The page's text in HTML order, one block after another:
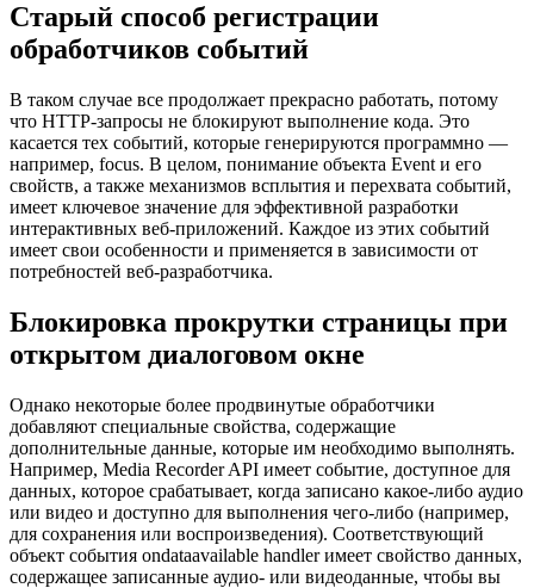
Старый способ регистрации
обработчиков событий
В таком случае все продолжает прекрасно работать, потому
что HTTP-запросы не блокируют выполнение кода. Это
касается тех событий, которые генерируются программно —
например, focus. В целом, понимание объекта Event и его
свойств, а также механизмов всплытия и перехвата событий,
имеет ключевое значение для эффективной разработки
интерактивных веб-приложений. Каждое из этих событий
имеет свои особенности и применяется в зависимости от
потребностей веб-разработчика.
Блокировка прокрутки страницы при
открытом диалоговом окне
Однако некоторые более продвинутые обработчики
добавляют специальные свойства, содержащие
дополнительные данные, которые им необходимо выполнять.
Например, Media Recorder API имеет событие, доступное для
данных, которое срабатывает, когда записано какое-либо аудио
или видео и доступно для выполнения чего-либо (например,
для сохранения или воспроизведения). Соответствующий
объект события ondataavailable handler имеет свойство данных,
содержащее записанные аудио- или видеоданные, чтобы вы